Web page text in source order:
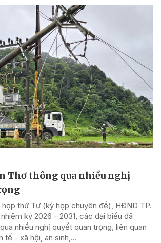
Thơ thông qua nhiều nghị
họp thứ Tư (kỳ họp chuyên đề), HĐND TP.
kỳ 2026 - 2031, các đại biểu đã
nhiều nghị quyết quan trọng, liên quan
tế - xã hội, an sinh,...